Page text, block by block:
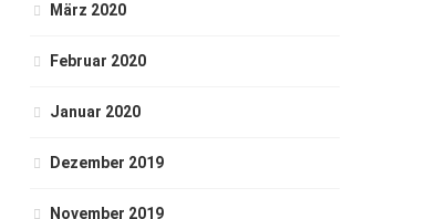
März 2020
Februar 2020
Januar 2020
Dezember 2019
November 2019